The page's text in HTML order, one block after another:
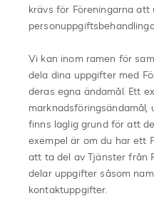
krävs för Föreningarna att
Vi kan inom ramen för
dela dina uppgifter med
deras egna ändamål. Ett
finns laglig grund för att
exempel är om du har ett
att ta del av Tjänster från
delar uppgifter såsom
kontaktuppgifter.